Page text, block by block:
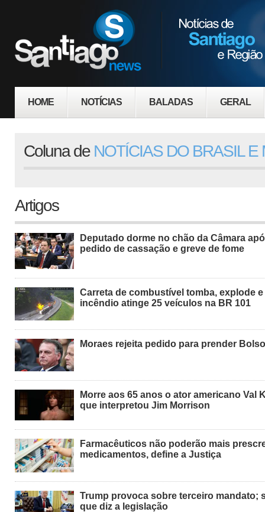
HOME NOTÍCIAS BALADAS GERAL
Coluna de NOTÍCIAS DO BRASIL E
Artigos
Deputado dorme no chão da Câmara
pedido de cassação e greve de fome
Carreta de combustível tomba, explode e
incêndio atinge 25 veículos na BR 101
Moraes rejeita pedido para prender
Morre aos 65 anos o ator americano Val
que interpretou Jim Morrison
Farmacêuticos não poderão mais
medicamentos, define a Justiça
Trump provoca sobre terceiro mandato;
que diz a legislação